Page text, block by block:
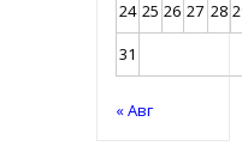
24 25 26 27 28
31
« Авг